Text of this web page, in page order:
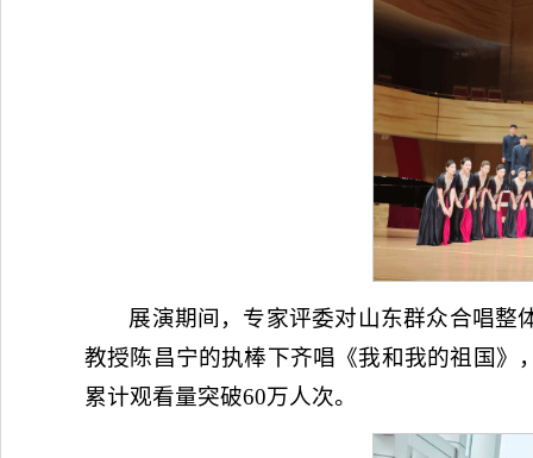
展演期间，专家评委对山东群众合唱整
教授陈昌宁的执棒下齐唱《我和我的祖国
累计观看量突破60万人次。